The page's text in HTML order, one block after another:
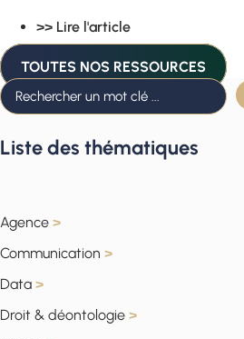
>> Lire l'article
TOUTES NOS RESSOURCES
Liste des thématiques
Agence >
Communication >
Data >
Droit & déontologie >